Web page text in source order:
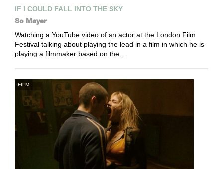
IF I COULD FALL INTO THE SKY
So Mayer
Watching a YouTube video of an actor at the London Film
Festival talking about playing the lead in a film in which he is
playing a filmmaker based on the…
FILM